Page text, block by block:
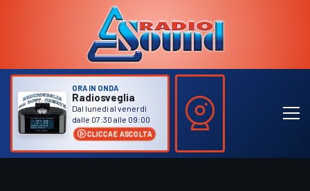
ORA IN ONDA
Radiosveglia
Dal lunedì al venerdì
dalle 07:30 alle 09:00
CLICCA E ASCOLTA